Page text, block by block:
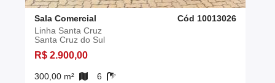
Sala Comercial
Cód 10013026
Linha Santa Cruz
Santa Cruz do Sul
R$ 2.900,00
300,00 m² 6